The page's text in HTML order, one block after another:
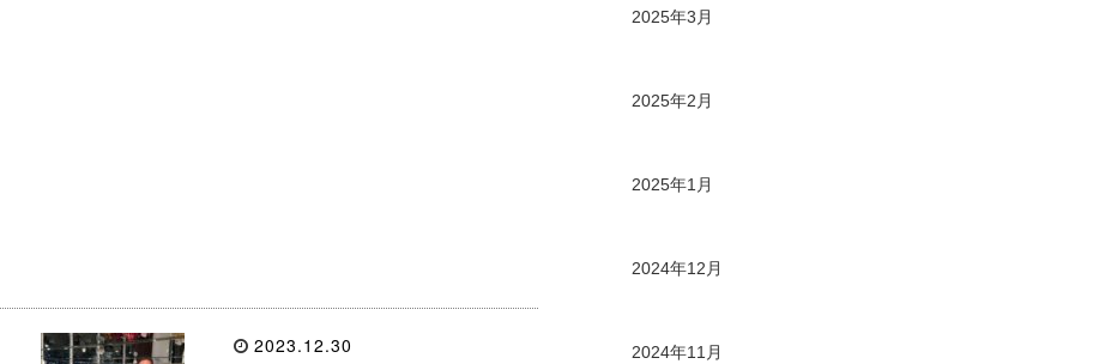
2023.12.30
2025年3月
2025年2月
2025年1月
2024年12月
2024年11月